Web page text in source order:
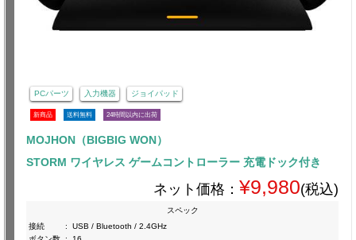
PCパーツ 入力機器 ジョイパッド
新商品 送料無料 24時間以内に出荷
MOJHON（BIGBIG WON）
STORM ワイヤレス ゲームコントローラー 充電ドック付き
ネット価格： ¥9,980(税込)
スペック
接続
:
USB / Bluetooth / 2.4GHz